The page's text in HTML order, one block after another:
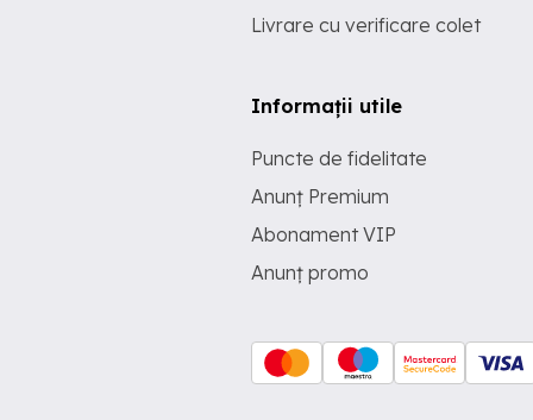
Livrare cu verificare colet
Informații utile
Puncte de fidelitate
Anunț Premium
Abonament VIP
Anunț promo